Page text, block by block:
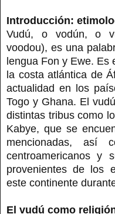
Introducción:
Vudú, o vodún, o
voodou), es una
lengua Fon y Ewe. Es
la costa atlántica de
actualidad en los
Togo y Ghana. El
distintas tribus como
Kabye, que se
mencionadas, así
centroamericanos y
provenientes de los
este continente
El vudú como